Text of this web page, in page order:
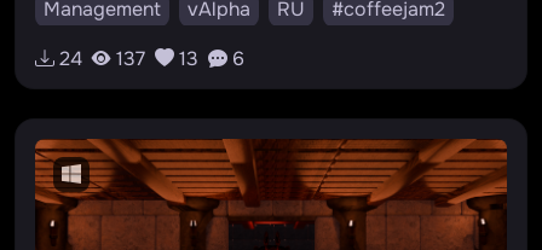
Management vAlpha RU
#coffeejam2
24
137 13 6